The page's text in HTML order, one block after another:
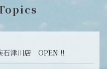
津川店 OPEN !!